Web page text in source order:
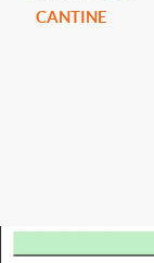
CANTINE